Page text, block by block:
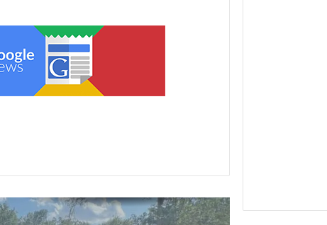
У частині Львова аварійно
знеструмлено споживачів через
відключення на мережах 110 кВ